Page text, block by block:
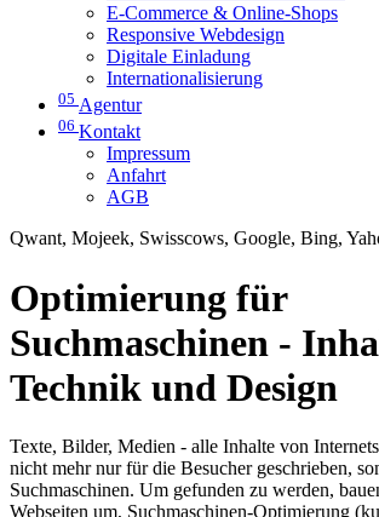
E-Commerce & Online-Shops
Responsive Webdesign
Digitale Einladung
Internationalisierung
05 Agentur
06 Kontakt
Impressum
Anfahrt
AGB
Qwant, Mojeek, Swisscows, Google, Bing,
Optimierung für
Suchmaschinen -
Technik und Design
Texte, Bilder, Medien - alle Inhalte von
nicht mehr nur für die Besucher geschrieben,
Suchmaschinen. Um gefunden zu werden,
Webseiten um, Suchmaschinen-Optimierung